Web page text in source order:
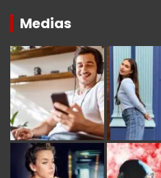
Medias